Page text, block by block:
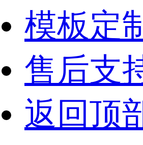
模板定
售后支
返回顶